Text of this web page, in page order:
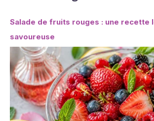
Salade de fruits rouges : une recette
savoureuse